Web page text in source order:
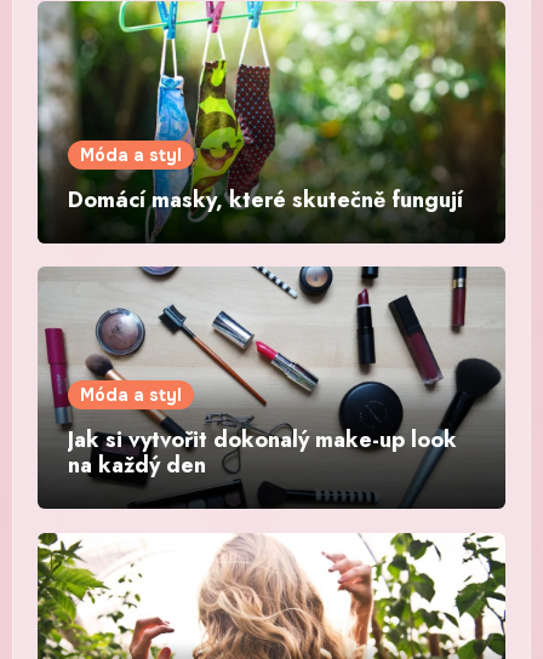
Móda a styl
Domácí masky, které skutečně fungují
Móda a styl
Jak si vytvořit dokonalý make-up look
na každý den